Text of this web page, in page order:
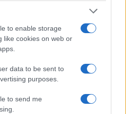
to enable storage
like cookies on web or
data to be sent to
purposes.
to send me
The Longshot, τα οποία
λογοτεχνικό βραβείο New
Lions. Έχει λάβει
στο Frieze ενώ
δημοσιευτεί στα
New York Times, The